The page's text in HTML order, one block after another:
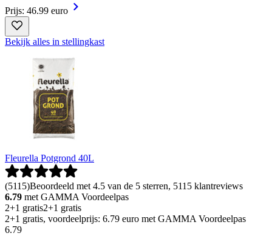
Prijs: 46.99 euro
Bekijk alles in stellingkast
Fleurella Potgrond 40L
(5115)Beoordeeld met 4.5 van de 5 sterren, 5115 klantreviews
6.79 met GAMMA Voordeelpas
2+1 gratis2+1 gratis
2+1 gratis, voordeelprijs: 6.79 euro met GAMMA Voordeelpas
6.79